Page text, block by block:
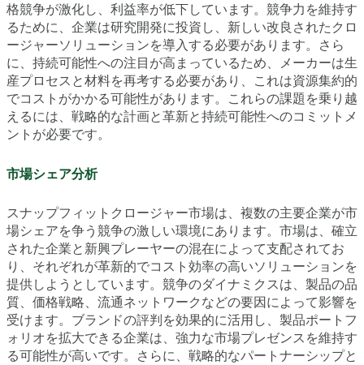
格競争が激化し、利益率が低下しています。競争力を維持す
るために、企業は研究開発に投資し、新しい改良されたクロ
ージャーソリューションを導入する必要があります。さら
に、持続可能性への注目が高まっているため、メーカーは生
産プロセスと材料を再考する必要があり、これは資源集約的
でコストがかかる可能性があります。これらの課題を乗り越
えるには、戦略的な計画と革新と持続可能性へのコミットメ
ントが必要です。
市場シェア分析
スナップフィットクロージャー市場は、複数の主要企業が市
場シェアを争う競争の激しい環境にあります。市場は、確立
された企業と新興プレーヤーの混在によって支配されてお
り、それぞれが革新的でコスト効率の高いソリューションを
提供しようとしています。競争のダイナミクスは、製品の品
質、価格戦略、流通ネットワークなどの要因によって影響を
受けます。ブランドの評判を効果的に活用し、製品ポートフ
ォリオを拡大できる企業は、強力な市場プレゼンスを維持す
る可能性が高いです。さらに、戦略的なパートナーシップと